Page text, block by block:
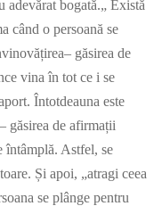
adevărat bogată.„ Există
când o persoană se
găsirea de
vina în tot ce i se
Întotdeauna este
găsirea de afirmații
întâmplă. Astfel, se
Și apoi, „atragi ceea
se plânge pentru